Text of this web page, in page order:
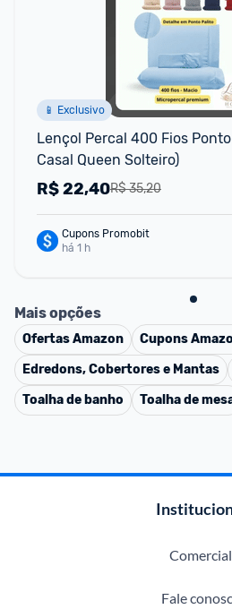
📱 Exclusivo
Lençol Percal 400 Fios
Casal Queen Solteiro)
R$ 35,20
R$22,40
Cupons Promobit
há 1 h
Mais opções
OfertasAmazon Cupons
Edredons, Cobertores e Mantas
Toalha de banho
Toalha de
Comercial
Fale